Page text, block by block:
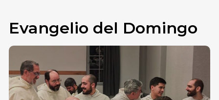
Evangelio del Domingo